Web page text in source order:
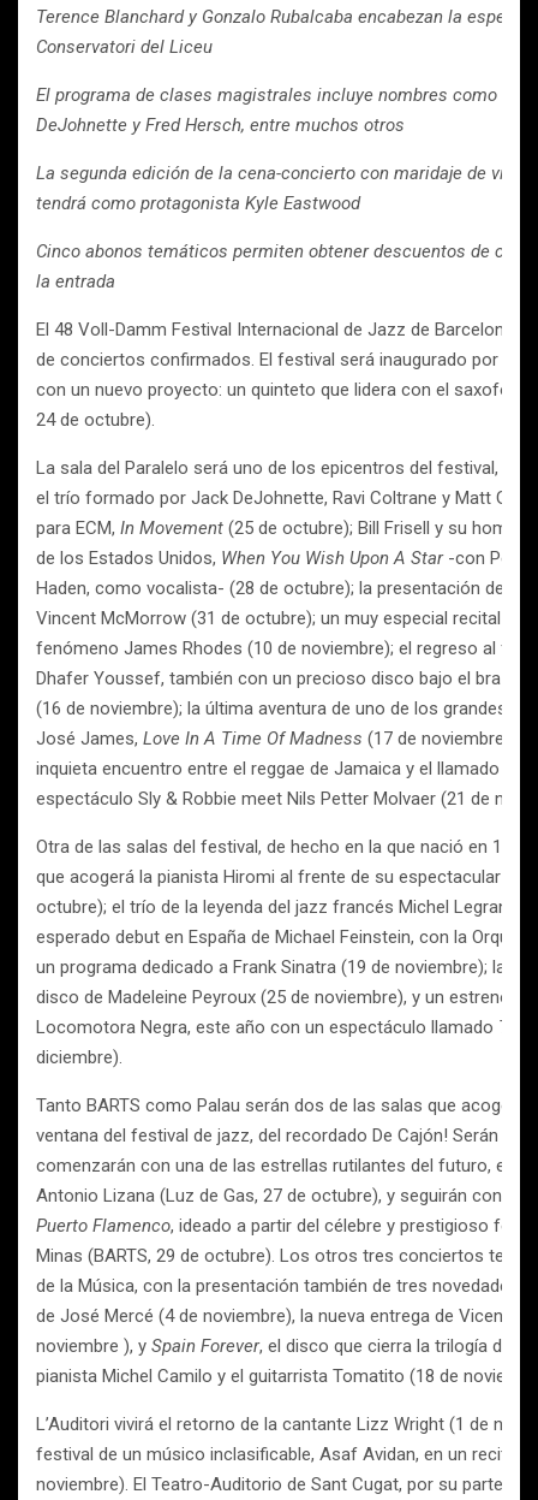
Terence Blanchard y Gonzalo Rubalcaba encabezan la
Conservatori del Liceu
El programa de clases magistrales incluye nombres como The
DeJohnette y Fred Hersch, entre muchos otros
La segunda edición de la cena-concierto con maridaje de
tendrá como protagonista Kyle Eastwood
Cinco abonos temáticos permiten obtener descuentos de casi
la entrada
El 48 Voll-Damm Festival Internacional de Jazz de Barcelona
de conciertos confirmados. El festival será inaugurado por su
con un nuevo proyecto: un quinteto que lidera con el
24 de octubre).
La sala del Paralelo será uno de los epicentros del festival,
el trío formado por Jack DeJohnette, Ravi Coltrane y Matt
para ECM, In Movement (25 de octubre); Bill Frisell y su
de los Estados Unidos, When You Wish Upon A Star-con Petra
Haden, como vocalista- (28 de octubre); la presentación del
Vincent McMorrow (31 de octubre); un muy especial recital de
fenómeno James Rhodes (10 de noviembre); el regreso al
Dhafer Youssef, también con un precioso disco bajo el brazo,
(16 de noviembre); la última aventura de uno de los grandes
José James, Love In A Time Of Madness (17 de noviembre), y
inquieta encuentro entre el reggae de Jamaica y el llamado
espectáculo Sly & Robbie meet Nils Petter Molvaer (21 de
Otra de las salas del festival, de hecho en la que nació en
que acogerá la pianista Hiromi al frente de su espectacular
octubre); el trío de la leyenda del jazz francés Michel Legrand
esperado debut en España de Michael Feinstein, con la
un programa dedicado a Frank Sinatra (19 de noviembre); la
disco de Madeleine Peyroux (25 de noviembre), y un estreno,
Locomotora Negra, este año con un espectáculo llamado The
diciembre).
Tanto BARTS como Palau serán dos de las salas que
ventana del festival de jazz, del recordado De Cajón! Serán
comenzarán con una de las estrellas rutilantes del futuro, el
Antonio Lizana (Luz de Gas, 27 de octubre), y seguirán con un
Puerto Flamenco, ideado a partir del célebre y prestigioso
Minas (BARTS, 29 de octubre). Los otros tres conciertos
de la Música, con la presentación también de tres novedades
de José Mercé (4 de noviembre), la nueva entrega de Vicente
noviembre ), y Spain Forever, el disco que cierra la trilogía del
pianista Michel Camilo y el guitarrista Tomatito (18 de
L’Auditori vivirá el retorno de la cantante Lizz Wright (1 de
festival de un músico inclasificable, Asaf Avidan, en un recital
noviembre). El Teatro-Auditorio de Sant Cugat, por su parte,